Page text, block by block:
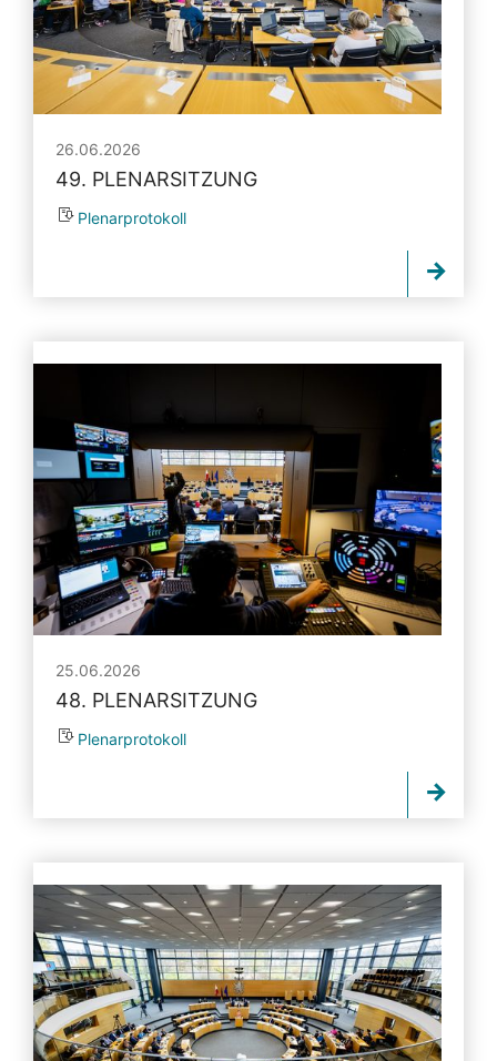
26.06.2026
49. PLENARSITZUNG
Plenarprotokoll
25.06.2026
48. PLENARSITZUNG
Plenarprotokoll